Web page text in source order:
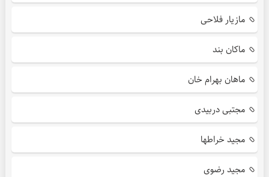
مازیار فلاحی
ماکان بند
ماهان بهرام خان
مجتبی دربیدی
مجید خراطها
مجید رضوی